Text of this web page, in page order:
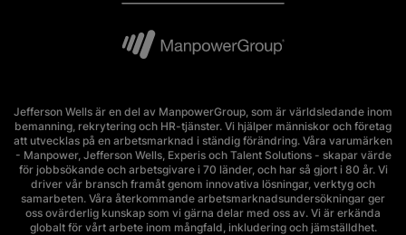
Jefferson Wells är en del av ManpowerGroup, som är världsledande inom
bemanning, rekrytering och HR-tjänster. Vi hjälper människor och företag
att utvecklas på en arbetsmarknad i ständig förändring. Våra varumärken
- Manpower, Jefferson Wells, Experis och Talent Solutions - skapar värde
för jobbsökande och arbetsgivare i 70 länder, och har så gjort i 80 år. Vi
driver vår bransch framåt genom innovativa lösningar, verktyg och
samarbeten. Våra återkommande arbetsmarknadsundersökningar ger
oss ovärderlig kunskap som vi gärna delar med oss av. Vi är erkända
globalt för vårt arbete inom mångfald, inkludering och jämställdhet.